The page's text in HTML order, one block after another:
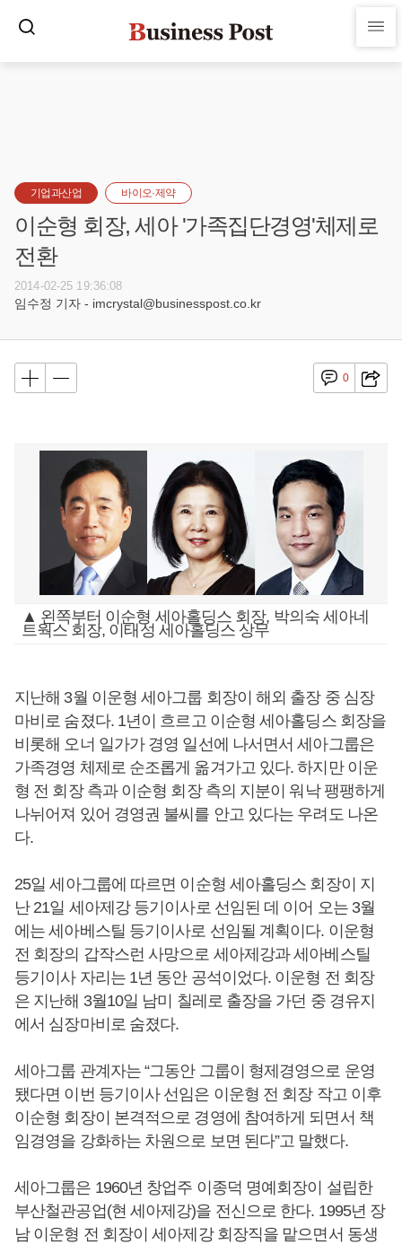
기업과산업 바이오·제약
이순형 회장, 세아 '가족집단경영'체제로
전환
2014-02-25 19:36:08
임수정 기자 - imcrystal@businesspost.co.kr
0
▲ 왼쪽부터 이순형 세아홀딩스 회장, 박의숙 세아네
트웍스 회장, 이태성 세아홀딩스 상무
지난해 3월 이운형 세아그룹 회장이 해외 출장 중 심장
마비로 숨졌다. 1년이 흐르고 이순형 세아홀딩스 회장을
비롯해 오너 일가가 경영 일선에 나서면서 세아그룹은
가족경영 체제로 순조롭게 옮겨가고 있다. 하지만 이운
형 전 회장 측과 이순형 회장 측의 지분이 워낙 팽팽하게
나뉘어져 있어 경영권 불씨를 안고 있다는 우려도 나온
다.
25일 세아그룹에 따르면 이순형 세아홀딩스 회장이 지
난 21일 세아제강 등기이사로 선임된 데 이어 오는 3월
에는 세아베스틸 등기이사로 선임될 계획이다. 이운형
전 회장의 갑작스런 사망으로 세아제강과 세아베스틸
등기이사 자리는 1년 동안 공석이었다. 이운형 전 회장
은 지난해 3월10일 남미 칠레로 출장을 가던 중 경유지
에서 심장마비로 숨졌다.
세아그룹 관계자는 “그동안 그룹이 형제경영으로 운영
됐다면 이번 등기이사 선임은 이운형 전 회장 작고 이후
이순형 회장이 본격적으로 경영에 참여하게 되면서 책
임경영을 강화하는 차원으로 보면 된다”고 말했다.
세아그룹은 1960년 창업주 이종덕 명예회장이 설립한
부산철관공업(현 세아제강)을 전신으로 한다. 1995년 장
남 이운형 전 회장이 세아제강 회장직을 맡으면서 동생